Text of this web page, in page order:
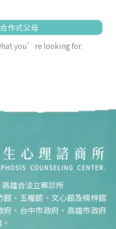
作式父母
you’re looking for.
雄合法立案診所
、五權館、文心館及楠梓館
、台中市政府、高雄市政府